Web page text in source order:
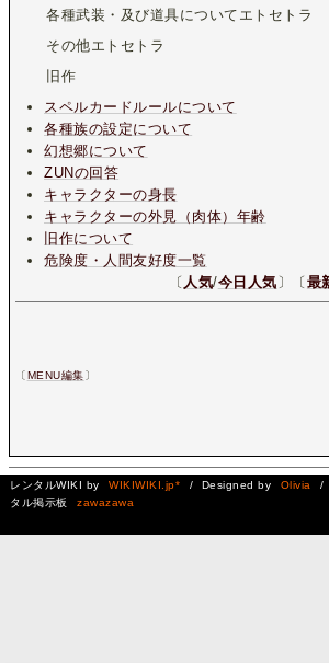
各種武装・及び道具についてエトセトラ
その他エトセトラ
旧作
スペルカードルールについて
各種族の設定について
幻想郷について
ZUNの回答
キャラクターの身長
キャラクターの外見（肉体）年齢
旧作について
危険度・人間友好度一覧
〔 人気/今日人気 〕〔 最
〔MENU編集〕
レンタルWIKI by WIKIWIKI.jp* / Designed by Olivia /
タル掲示板
zawazawa